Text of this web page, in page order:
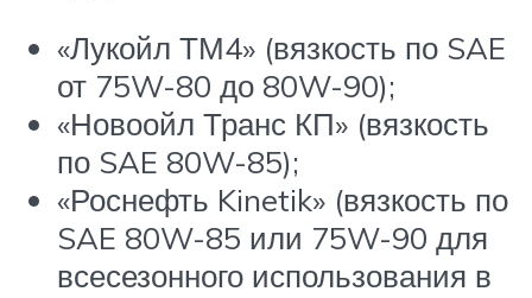
«Лукойл ТМ4» (вязкость по SAE
от 75W-80 до 80W-90);
«Новоойл Транс КП» (вязкость
по SAE 80W-85);
«Роснефть Kinetik» (вязкость по
SAE 80W-85 или 75W-90 для
всесезонного использования в